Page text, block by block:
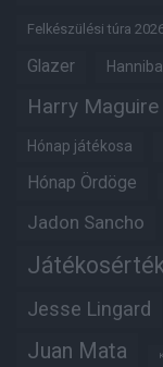
Felkészülési túra
Glazer
Harry Maguire
Hónap játékosa
Hónap Ördöge
Jadon Sancho
Jesse Lingard
Juan Mata